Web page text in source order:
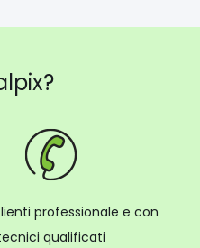
professionale e con
qualificati